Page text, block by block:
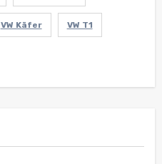
VW Käfer VW T1